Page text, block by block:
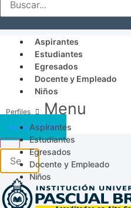
Aspirantes
Estudiantes
Egresados
Docente y Empleado
Niños
Menu
Aspirantes
Estudiantes
Egresados
Docente y Empleado
Niños
Acceso SICAU